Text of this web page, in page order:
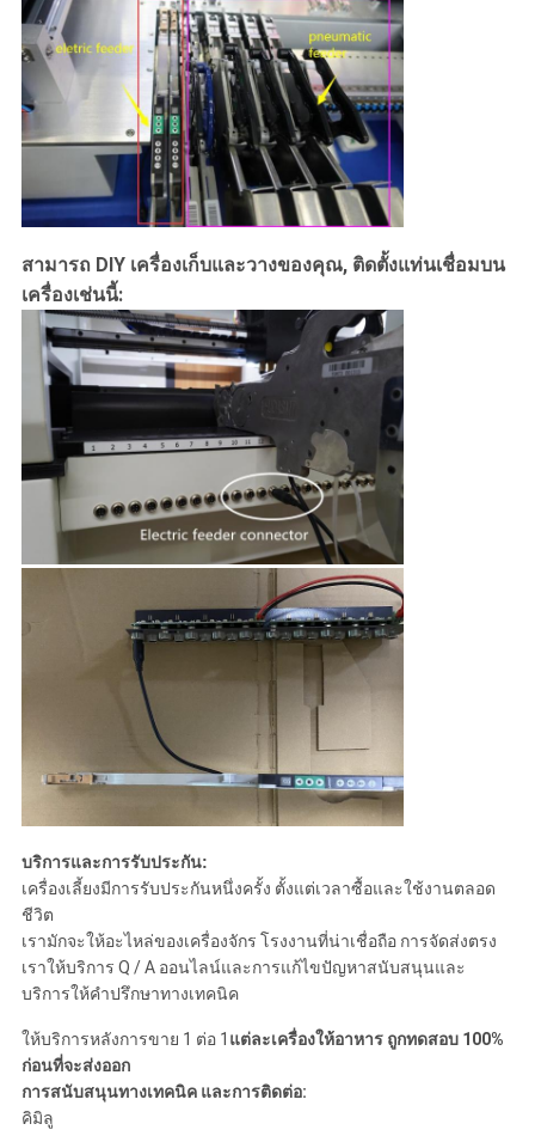
สามารถ DIY เครื่องเก็บและวางของคุณ, ติดตั้งแท่นเชื่อมบน
เครื่องเช่นนี้:
บริการและการรับประกัน:
เครื่องเลี้ยงมีการรับประกันหนึ่งครั้ง ตั้งแต่เวลาซื้อและใช้งานตลอด
ชีวิต
เรามักจะให้อะไหล่ของเครื่องจักร โรงงานที่น่าเชื่อถือ การจัดส่งตรง
เราให้บริการ Q / A ออนไลน์และการแก้ไขปัญหาสนับสนุนและ
บริการให้คําปรึกษาทางเทคนิค
ให้บริการหลังการขาย 1 ต่อ 1 แต่ละเครื่องให้อาหาร ถูกทดสอบ 100%
ก่อนที่จะส่งออก
การสนับสนุนทางเทคนิค และการติดต่อ:
คิมิลู